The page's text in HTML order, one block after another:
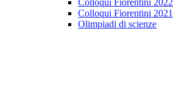
Colloqui Fiorentini 2022
Colloqui Fiorentini 2021
Olimpiadi di scienze